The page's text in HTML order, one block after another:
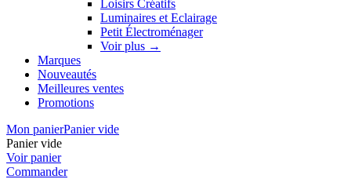
Loisirs Créatifs
Luminaires et Eclairage
Petit Électroménager
Voir plus →
Marques
Nouveautés
Meilleures ventes
Promotions
Mon panierPanier vide
Panier vide
Voir panier
Commander